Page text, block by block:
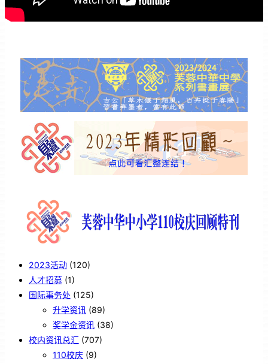
2023活动 (120)
人才招募 (1)
国际事务处 (125)
升学资讯 (89)
奖学金资讯 (38)
校内资讯总汇 (707)
110校庆 (9)